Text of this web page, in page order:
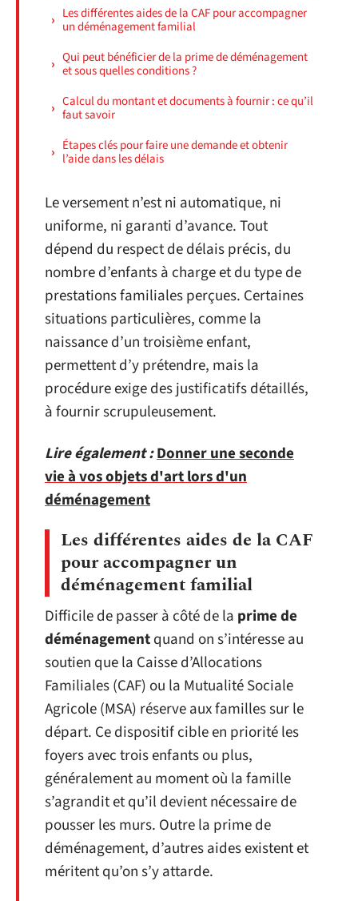
Les différentes aides de la CAF pour accompagner
un déménagement familial
Qui peut bénéficier de la prime de déménagement
et sous quelles conditions ?
Calcul du montant et documents à fournir : ce qu’il
faut savoir
Étapes clés pour faire une demande et obtenir
l’aide dans les délais
Le versement n’est ni automatique, ni
uniforme, ni garanti d’avance. Tout
dépend du respect de délais précis, du
nombre d’enfants à charge et du type de
prestations familiales perçues. Certaines
situations particulières, comme la
naissance d’un troisième enfant,
permettent d’y prétendre, mais la
procédure exige des justificatifs détaillés,
à fournir scrupuleusement.
Lire également :Donner une seconde
vie à vos objets d'art lors d'un
déménagement
Les différentes aides de la CAF
pour accompagner un
déménagement familial
Difficile de passer à côté de la prime de
déménagementquand on s’intéresse au
soutien que la Caisse d’Allocations
Familiales (CAF) ou la Mutualité Sociale
Agricole (MSA) réserve aux familles sur le
départ. Ce dispositif cible en priorité les
foyers avec trois enfants ou plus,
généralement au moment où la famille
s’agrandit et qu’il devient nécessaire de
pousser les murs. Outre la prime de
déménagement, d’autres aides existent et
méritent qu’on s’y attarde.